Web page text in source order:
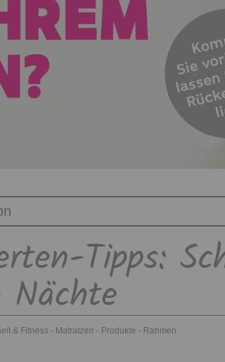
Tipps:
Nächte
& Fitness Matratzen Produkte
Rahmen